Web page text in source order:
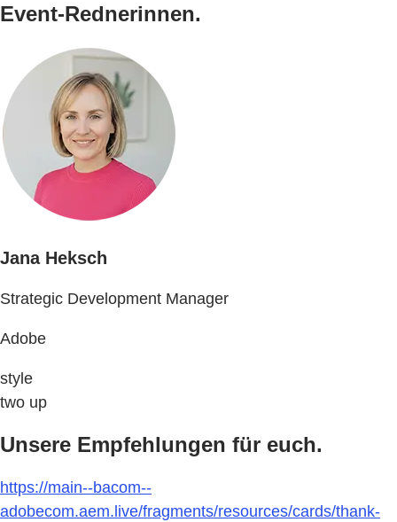
Event-Rednerinnen.
Jana Heksch
Strategic Development Manager
Adobe
style
two up
Unsere Empfehlungen für euch.
https://main--bacom--
adobecom.aem.live/fragments/resources/cards/thank-